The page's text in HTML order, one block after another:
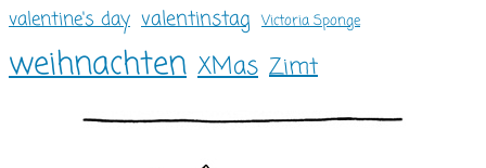
valentine's day valentinstag Victoria Sponge
weihnachten XMas Zimt